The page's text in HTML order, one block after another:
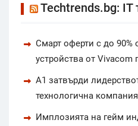
Techtrends.bg: IT
Смарт оферти с до 90%
устройства от Vivacom
А1 затвърди
технологична
Имплозията на гейм